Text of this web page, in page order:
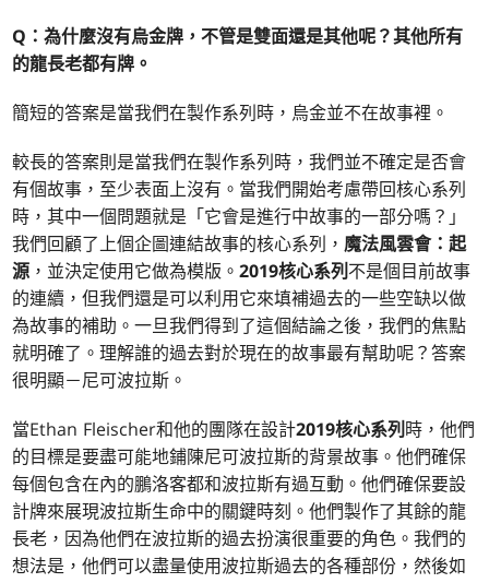
Q：為什麼沒有烏金牌，不管是雙面還是其他呢？其他所有
的龍長老都有牌。
簡短的答案是當我們在製作系列時，烏金並不在故事裡。
較長的答案則是當我們在製作系列時，我們並不確定是否會
有個故事，至少表面上沒有。當我們開始考慮帶回核心系列
時，其中一個問題就是「它會是進行中故事的一部分嗎？」
我們回顧了上個企圖連結故事的核心系列， 魔法風雲會：起
源 ，並決定使用它做為模版。2019核心系列 不是個目前故事
的連續，但我們還是可以利用它來填補過去的一些空缺以做
為故事的補助。一旦我們得到了這個結論之後，我們的焦點
就明確了。理解誰的過去對於現在的故事最有幫助呢？答案
很明顯－尼可波拉斯。
當Ethan Fleischer和他的團隊在設計2019核心系列 時，他們
的目標是要盡可能地鋪陳尼可波拉斯的背景故事。他們確保
每個包含在內的鵬洛客都和波拉斯有過互動。他們確保要設
計牌來展現波拉斯生命中的關鍵時刻。他們製作了其餘的龍
長老，因為他們在波拉斯的過去扮演很重要的角色。我們的
想法是，他們可以盡量使用波拉斯過去的各種部份，然後如